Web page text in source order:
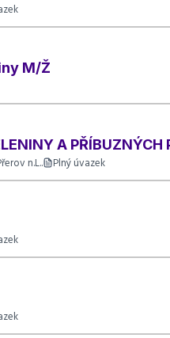
M/Ž
A PŘÍBUZNÝCH
n.L.. Plný úvazek